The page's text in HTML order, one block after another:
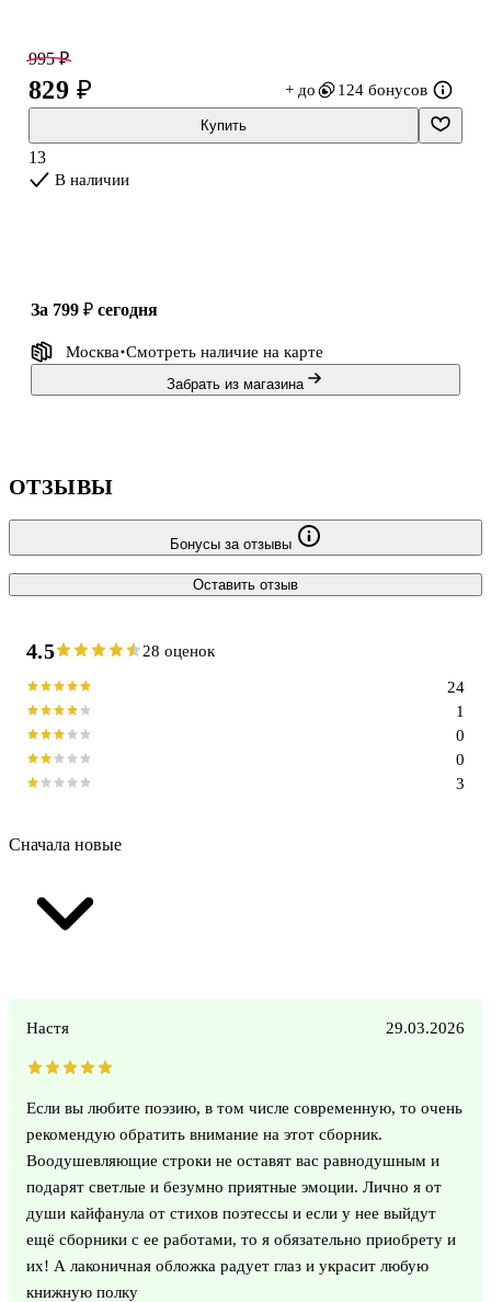
Прикоснитесь к ним — и они защитят ваши сокровенные
чувства!
995 ₽
829 ₽ + до 124 бонусов
Купить
13
В наличии
за 799 ₽ сегодня
Москва Смотреть наличие на карте
Забрать из магазина
ОТЗЫВЫ
Бонусы за отзывы
Оставить отзыв
4.5 28 оценок
3
0
0
1
24
Сначала новые
Настя 29.03.2026
Если вы любите поэзию, в том числе современную, то очень
рекомендую обратить внимание на этот сборник.
Воодушевляющие строки не оставят вас равнодушным и
подарят светлые и безумно приятные эмоции. Лично я от
души кайфанула от стихов поэтессы и если у нее выйдут
ещё сборники с ее работами, то я обязательно приобрету и
их! А лаконичная обложка радует глаз и украсит любую
книжную полку